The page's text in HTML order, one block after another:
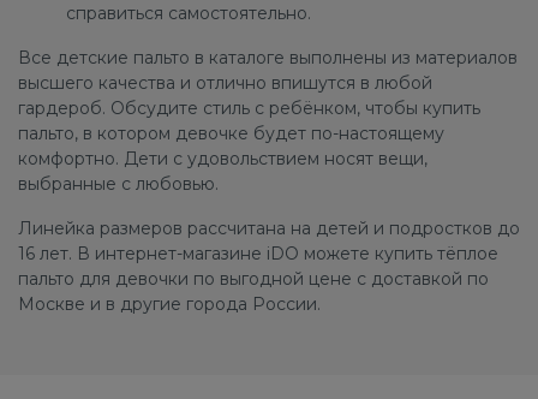
справиться самостоятельно.
Все детские пальто в каталоге выполнены из материалов
высшего качества и отлично впишутся в любой
гардероб. Обсудите стиль с ребёнком, чтобы купить
пальто, в котором девочке будет по-настоящему
комфортно. Дети с удовольствием носят вещи,
выбранные с любовью.
Линейка размеров рассчитана на детей и подростков до
16 лет. В интернет-магазине iDO можете купить тёплое
пальто для девочки по выгодной цене с доставкой по
Москве и в другие города России.